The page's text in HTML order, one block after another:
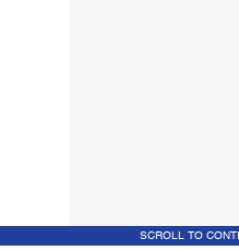
SCROLL TO